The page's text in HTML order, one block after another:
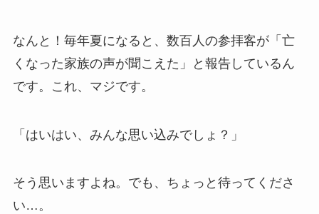
なんと！毎年夏になると、数百人の参拝客が「亡
くなった家族の声が聞こえた」と報告しているん
です。これ、マジです。
「はいはい、みんな思い込みでしょ？」
そう思いますよね。でも、ちょっと待ってくださ
い…。